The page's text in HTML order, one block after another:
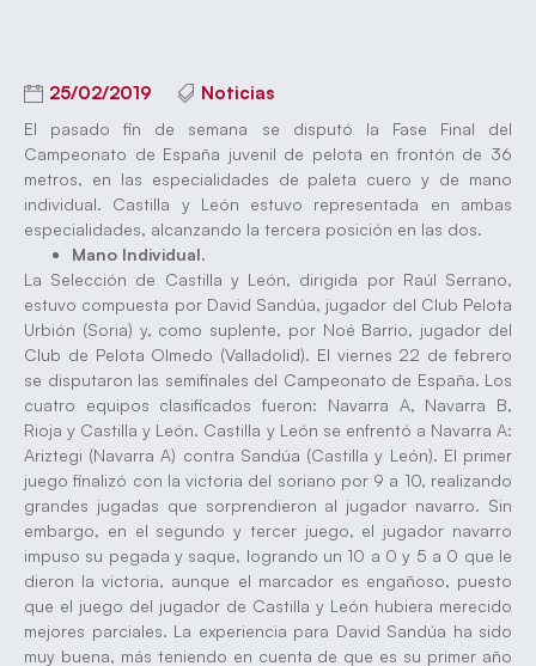
25/02/2019 Noticias
El pasado fin de semana se disputó la Fase Final del
Campeonato de España juvenil de pelota en frontón de 36
metros, en las especialidades de paleta cuero y de mano
individual. Castilla y León estuvo representada en ambas
especialidades, alcanzando la tercera posición en las dos.
Mano Individual.
La Selección de Castilla y León, dirigida por Raúl Serrano,
estuvo compuesta por David Sandúa, jugador del Club Pelota
Urbión (Soria) y, como suplente, por Noé Barrio, jugador del
Club de Pelota Olmedo (Valladolid). El viernes 22 de febrero
se disputaron las semifinales del Campeonato de España. Los
cuatro equipos clasificados fueron: Navarra A, Navarra B,
Rioja y Castilla y León. Castilla y León se enfrentó a Navarra A:
Ariztegi (Navarra A) contra Sandúa (Castilla y León). El primer
juego finalizó con la victoria del soriano por 9 a 10, realizando
grandes jugadas que sorprendieron al jugador navarro. Sin
embargo, en el segundo y tercer juego, el jugador navarro
impuso su pegada y saque, logrando un 10 a 0 y 5 a 0 que le
dieron la victoria, aunque el marcador es engañoso, puesto
que el juego del jugador de Castilla y León hubiera merecido
mejores parciales. La experiencia para David Sandúa ha sido
muy buena, más teniendo en cuenta de que es su primer año